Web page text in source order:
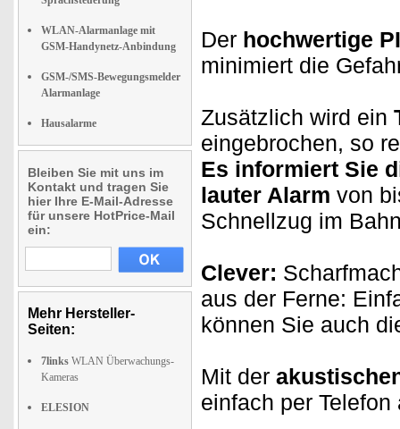
WLAN-Alarmanlage mit
GSM-Handynetz-Anbindung
GSM-/SMS-Bewegungsmelder
Alarmanlage
Hausalarme
Bleiben Sie mit uns im
Kontakt und tragen Sie
hier Ihre E-Mail-Adresse
für unsere HotPrice-Mail
ein:
Mehr Hersteller-
Seiten:
7links WLAN Überwachungs-
Kameras
ELESION
Der hochwertige
minimiert die
Zusätzlich wird ein
eingebrochen, so
Es informiert Sie
lauter Alarm von
Schnellzug im
Clever:
aus der Ferne:
können Sie auch
Mit der
einfach per